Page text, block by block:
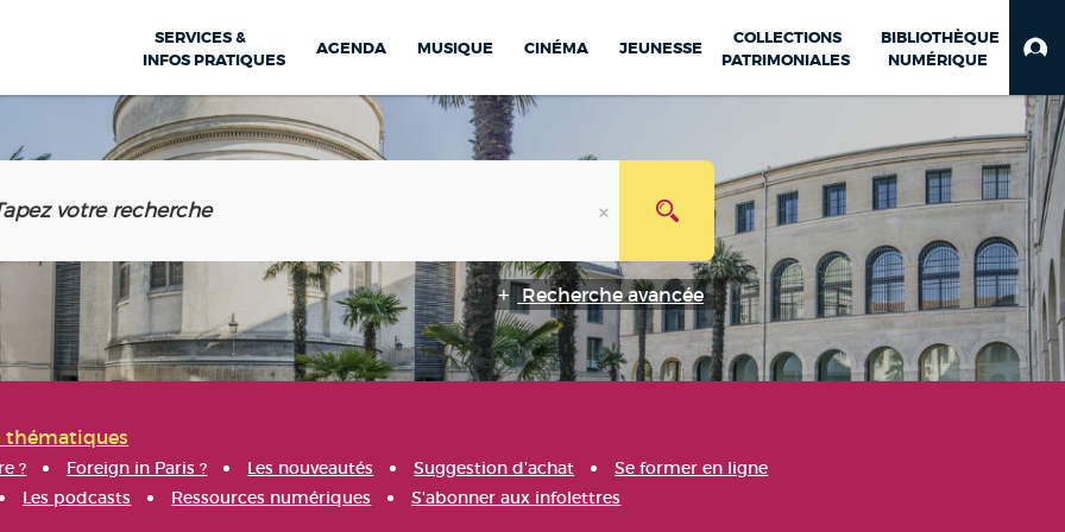
SERVICES &
INFOS PRATIQUES
AGENDA MUSIQUE CINÉMA JEUNESSE
COLLECTIONS
PATRIMONIALES
BIBLIOTHÈQUE
NUMÉRIQUE
Recherche avancée
thématiques
? Foreign in Paris ? Les nouveautés Suggestion d'achat
Se former en ligne
Les podcasts Ressources numériques S'abonner aux infolettres